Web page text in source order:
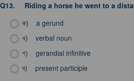
Q13.
Riding a horse he went to a
ক)
a gerund
খ)
verbal noun
গ)
gerandial infinitive
ঘ)
present participle